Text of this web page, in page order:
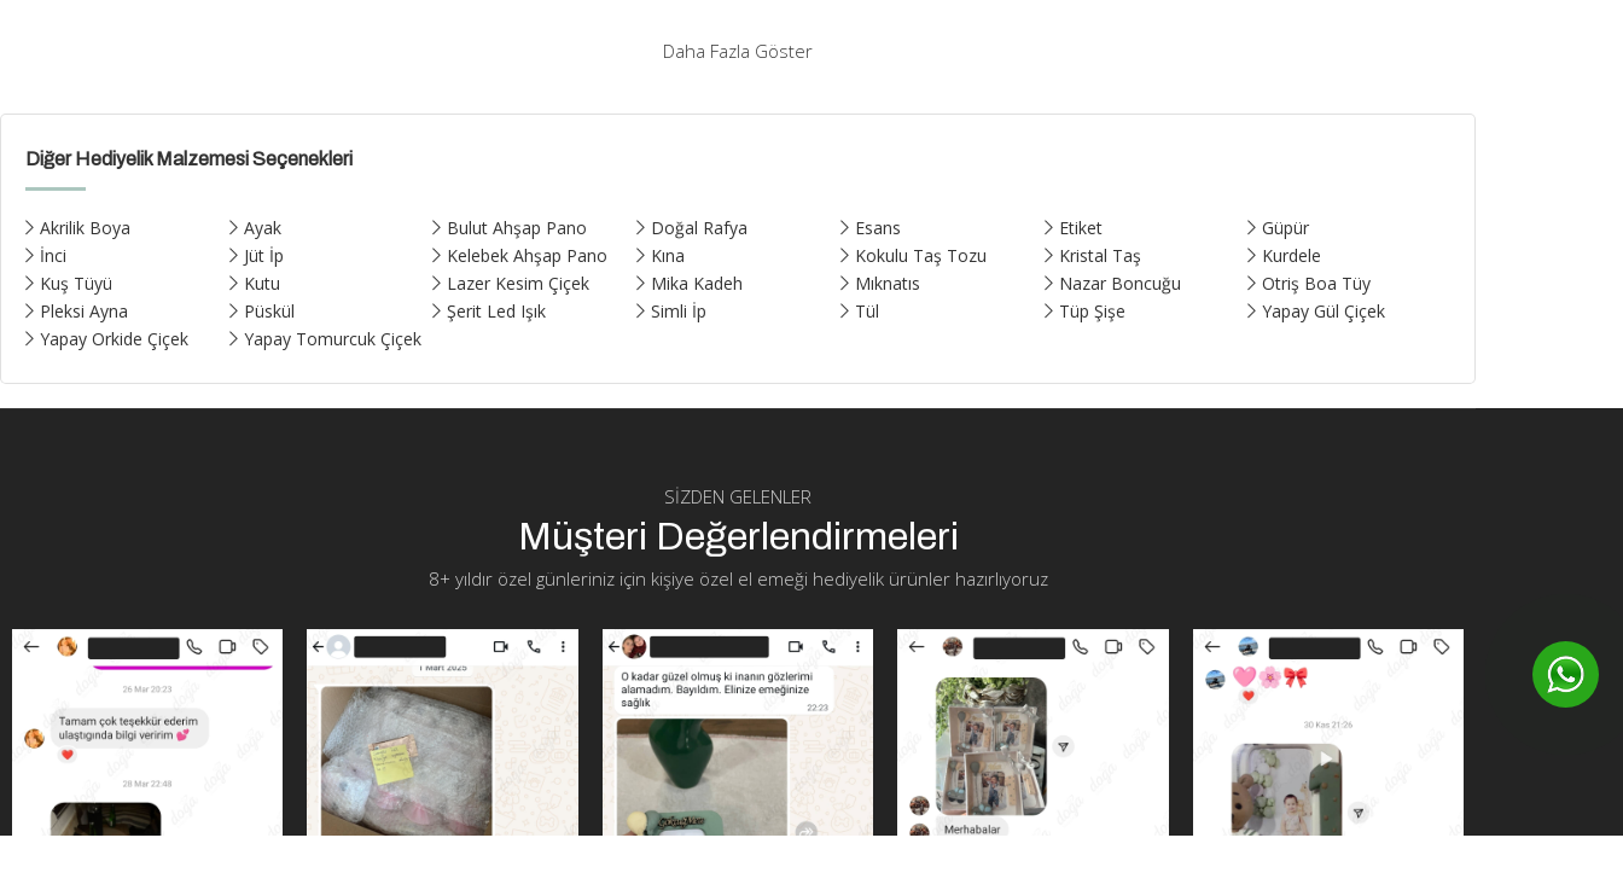
Daha Fazla Göster
Diğer Hediyelik Malzemesi Seçenekleri
Akrilik Boya Ayak Bulut Ahşap Pano Doğal Rafya Esans Etiket
Güpür
İnci
Jüt İp Kelebek Ahşap Pano Kına Kokulu Taş Tozu Kristal Taş
Kurdele
Kuş Tüyü
Kutu Lazer Kesim Çiçek Mika Kadeh Mıknatıs Nazar Boncuğu
Otriş Boa Tüy
Pleksi Ayna
Püskül Şerit Led Işık Simli İp Tül Tüp Şişe
Yapay Gül Çiçek
Yapay Orkide Çiçek
Yapay Tomurcuk Çiçek
SIZDEN GELENLER
Müşteri Değerlendirmeleri
8+ yıldır özel günleriniz için kişiye özel el emeği hediyelik ürünler hazırlıyoruz